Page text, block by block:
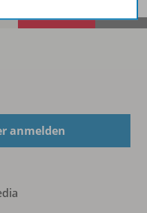
anmelden